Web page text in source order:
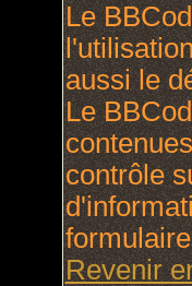
Le
aussi le
Le
contrôle
Revenir